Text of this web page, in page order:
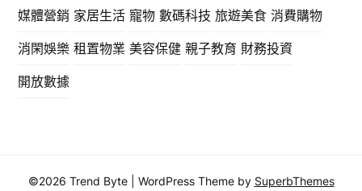
媒體營銷 家居生活 寵物 數碼科技 旅遊美食 消費購物
消閑娛樂 租置物業 美容保健 親子教育 財務投資
開放數據
©2026 Trend Byte | WordPress Theme by SuperbThemes